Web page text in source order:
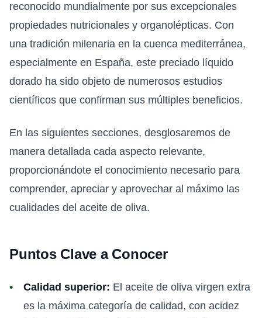
reconocido mundialmente por sus excepcionales
propiedades nutricionales y organolépticas. Con
una tradición milenaria en la cuenca mediterránea,
especialmente en España, este preciado líquido
dorado ha sido objeto de numerosos estudios
científicos que confirman sus múltiples beneficios.
En las siguientes secciones, desglosaremos de
manera detallada cada aspecto relevante,
proporcionándote el conocimiento necesario para
comprender, apreciar y aprovechar al máximo las
cualidades del aceite de oliva.
Puntos Clave a Conocer
Calidad superior: El aceite de oliva virgen extra
es la máxima categoría de calidad, con acidez